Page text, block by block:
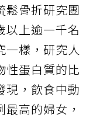
鬆骨折研究團
以上逾一千名
一樣，研究人
性蛋白質的比
現，飲食中動
高的婦女，